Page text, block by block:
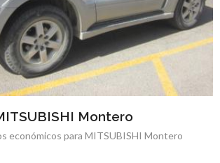
Montero
económicos para MITSUBISHI Montero